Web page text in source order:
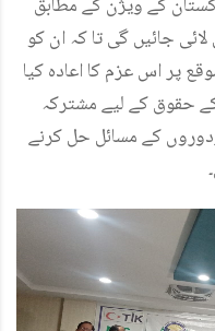
کے ویژن کے مطابق
جائیں گی تا کہ ان کو
پر اس عزم کا اعادہ کیا
حقوق کے لیے مشترکہ
کے مسائل حل کرنے